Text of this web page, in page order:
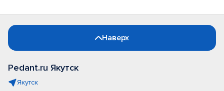
Наверх
Pedant.ru Якутск
Якутск